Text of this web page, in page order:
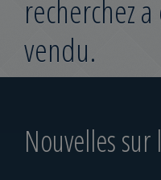
recherchez
vendu.
Nouvelles sur